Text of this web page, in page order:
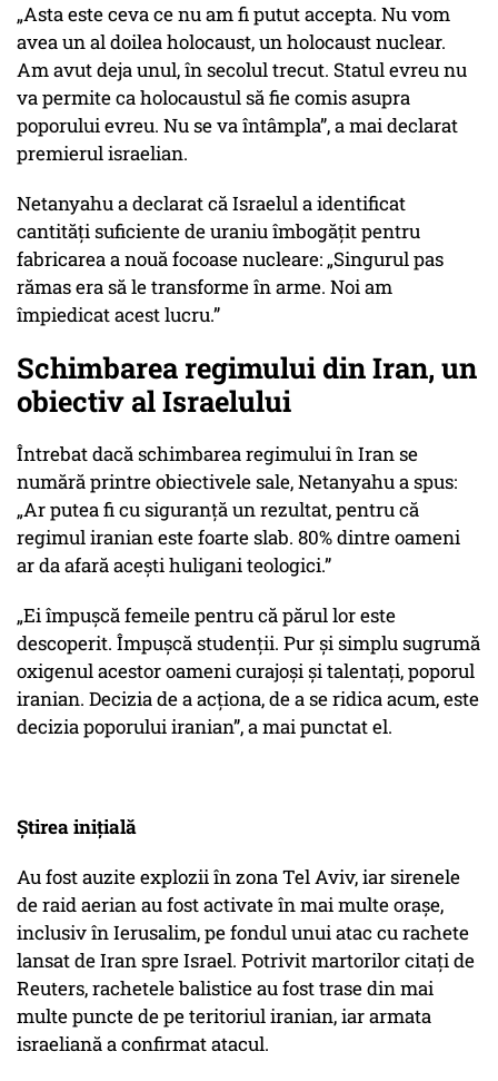
„Asta este ceva ce nu am fi putut accepta. Nu vom
avea un al doilea holocaust, un holocaust nuclear.
Am avut deja unul, în secolul trecut. Statul evreu nu
va permite ca holocaustul să fie comis asupra
poporului evreu. Nu se va întâmpla”, a mai declarat
premierul israelian.
Netanyahu a declarat că Israelul a identificat
cantități suficiente de uraniu îmbogățit pentru
fabricarea a nouă focoase nucleare: „Singurul pas
rămas era să le transforme în arme. Noi am
împiedicat acest lucru.”
Schimbarea regimului din Iran, un
obiectiv al Israelului
Întrebat dacă schimbarea regimului în Iran se
numără printre obiectivele sale, Netanyahu a spus:
„Ar putea fi cu siguranță un rezultat, pentru că
regimul iranian este foarte slab. 80% dintre oameni
ar da afară acești huligani teologici.”
„Ei împușcă femeile pentru că părul lor este
descoperit. Împușcă studenții. Pur și simplu sugrumă
oxigenul acestor oameni curajoși și talentați, poporul
iranian. Decizia de a acționa, de a se ridica acum, este
decizia poporului iranian”, a mai punctat el.
Știrea inițială
Au fost auzite explozii în zona Tel Aviv, iar sirenele
de raid aerian au fost activate în mai multe orașe,
inclusiv în Ierusalim, pe fondul unui atac cu rachete
lansat de Iran spre Israel. Potrivit martorilor citați de
Reuters, rachetele balistice au fost trase din mai
multe puncte de pe teritoriul iranian, iar armata
israeliană a confirmat atacul.